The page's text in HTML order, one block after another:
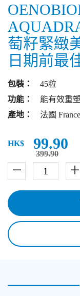
萄籽緊緻
日期前最
包裝：
45粒
功能：
能有效重
產地：
法國 France
HK$ 99.90
399.90
－ ＋